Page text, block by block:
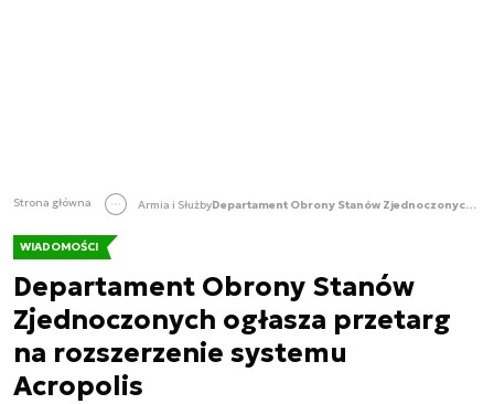
Strona główna Armia i Służby Departament Obrony Stanów Zjednoczonych ogłasza przetarg na rozszerzenie systemu Acropolis
WIADOMOŚCI
Departament Obrony Stanów
Zjednoczonych ogłasza przetarg
na rozszerzenie systemu
Acropolis